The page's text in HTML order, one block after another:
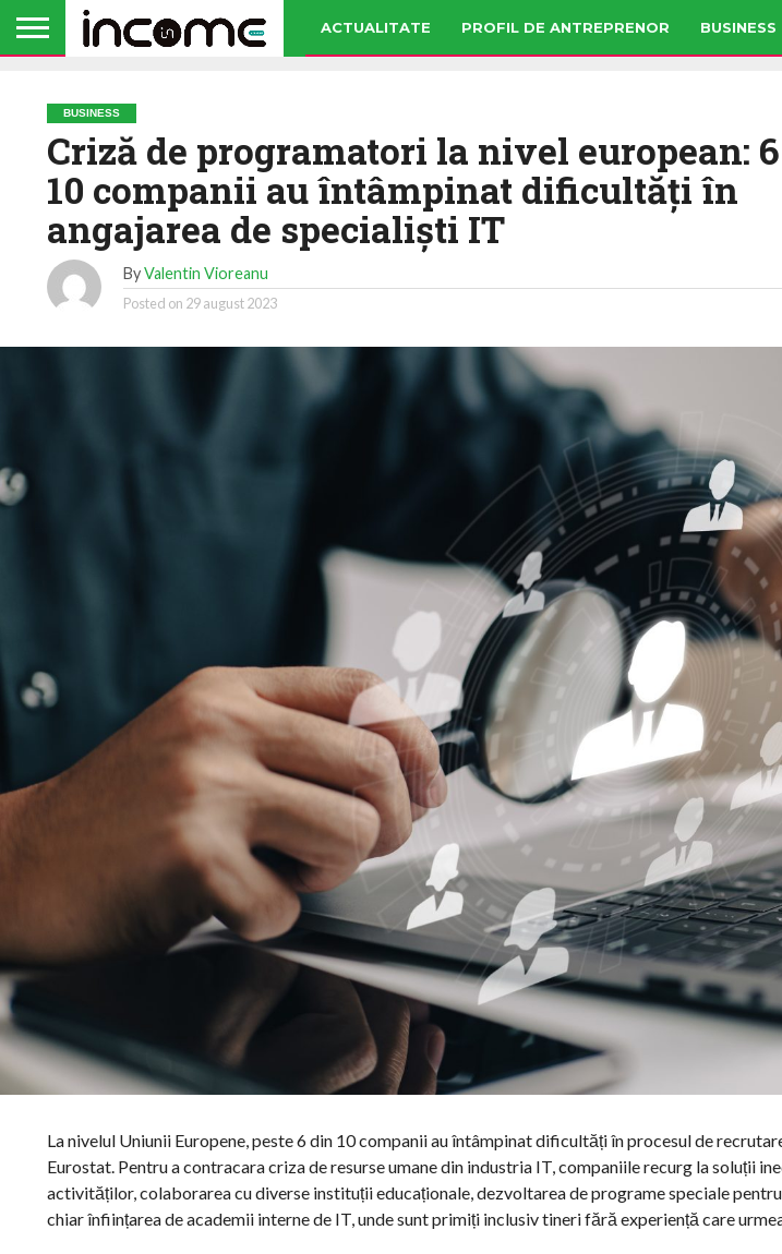
ACTUALITATE PROFIL DE ANTREPRENOR BUSINESS
BUSINESS
Criză de programatori la nivel european:
10 companii au întâmpinat dificultăți în
angajarea de specialiști IT
ByValentin Vioreanu
Posted on 29 august 2023
La nivelul Uniunii Europene, peste 6 din 10 companii au întâmpinat dificultăți în procesul de
Eurostat. Pentru a contracara criza de resurse umane din industria IT, companiile recurg la soluții
activităților, colaborarea cu diverse instituții educaționale, dezvoltarea de programe speciale
chiar înființarea de academii interne de IT, unde sunt primiți inclusiv tineri fără experiență care